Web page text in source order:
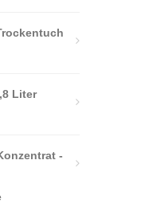
Liter
-